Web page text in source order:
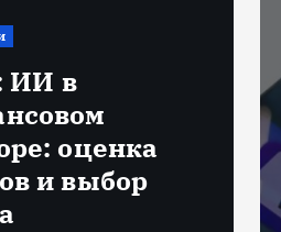
сектор
QR и
новые
меняют
сервис